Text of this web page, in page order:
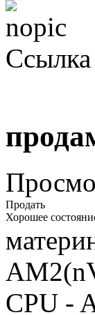
Ссылка
Продать
Хорошее
CPU -